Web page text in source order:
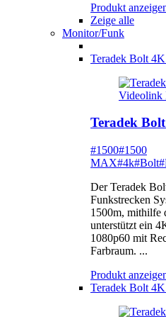
Produkt
Zeige alle
Monitor/Funk
Teradek Bolt
Teradek
#1500#1500
MAX#4k#Bolt
Der Teradek
Funkstrecken
1500m, mithilfe
unterstützt ein
1080p60 mit
Farbraum. ...
Produkt
Teradek Bolt